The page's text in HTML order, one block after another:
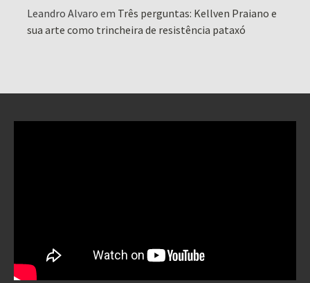
Leandro Alvaro em Três perguntas: Kellven Praiano e
sua arte como trincheira de resistência pataxó